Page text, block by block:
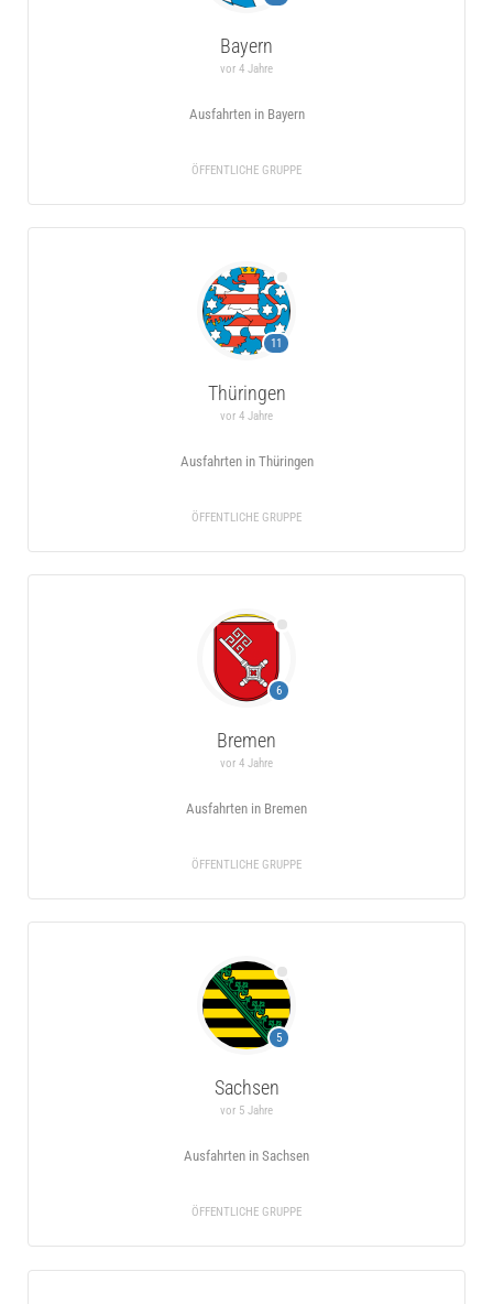
Bayern
vor 4 Jahre
Ausfahrten in Bayern
ÖFFENTLICHE GRUPPE
11
Thüringen
vor 4 Jahre
Ausfahrten in Thüringen
ÖFFENTLICHE GRUPPE
6
Bremen
vor 4 Jahre
Ausfahrten in Bremen
ÖFFENTLICHE GRUPPE
5
Sachsen
vor 5 Jahre
Ausfahrten in Sachsen
ÖFFENTLICHE GRUPPE